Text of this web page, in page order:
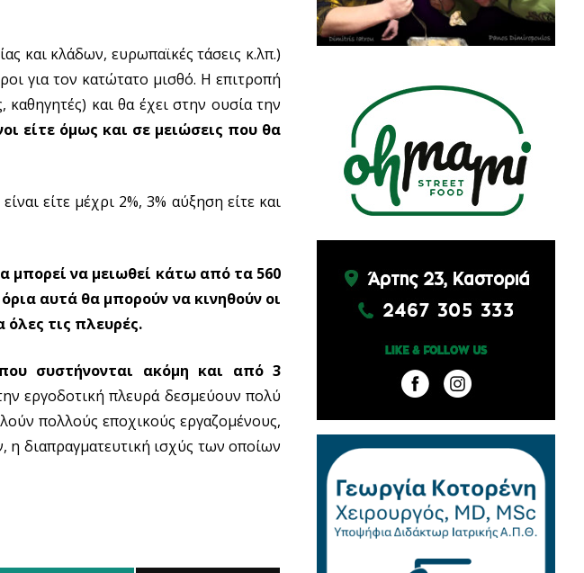
και κλάδων, ευρωπαϊκές τάσεις κ.λπ.)
για τον κατώτατο μισθό. Η επιτροπή
και θα έχει στην ουσία την
είτε όμως και σε μειώσεις που θα
είτε μέχρι 2%, 3% αύξηση είτε και
μπορεί να μειωθεί κάτω από τα 560
αυτά θα μπορούν να κινηθούν οι
όλες τις πλευρές.
συστήνονται ακόμη και από 3
εργοδοτική πλευρά δεσμεύουν πολύ
πολλούς εποχικούς εργαζομένους,
η διαπραγματευτική ισχύς των οποίων